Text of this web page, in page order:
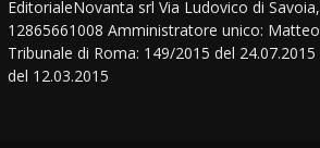
EditorialeNovanta srl Via Ludovico di
12865661008 Amministratore unico:
Tribunale di Roma: 149/2015 del
del 12.03.2015